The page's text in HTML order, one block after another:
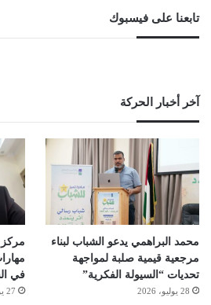
تابعنا على فيسبوك
آخر أخبار الحركة
محمد البراهمي يدعو الشباب لبناء
مرجعية قيمية صلبة لمواجهة
تحديات “السيولة الفكرية”
28 يوليو، 2026
مركز
في
27 يوليو، 2026